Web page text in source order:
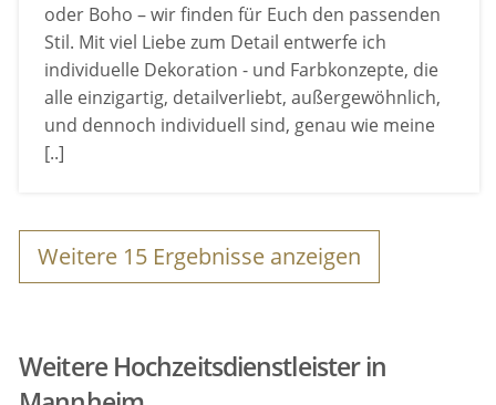
oder Boho – wir finden für Euch den passenden
Stil. Mit viel Liebe zum Detail entwerfe ich
individuelle Dekoration - und Farbkonzepte, die
alle einzigartig, detailverliebt, außergewöhnlich,
und dennoch individuell sind, genau wie meine
[..]
Weitere 15 Ergebnisse anzeigen
Weitere Hochzeitsdienstleister in